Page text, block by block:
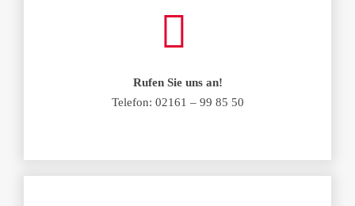
Rufen Sie uns an!
Telefon: 02161 – 99 85 50